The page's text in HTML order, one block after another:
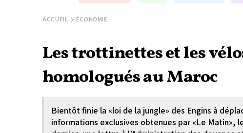
ACCUEIL ÉCONOMIE
Les trottinettes et les
homologués au Maroc
Bientôt finie la «loi de la jungle» des Engins à
informations exclusives obtenues par «Le